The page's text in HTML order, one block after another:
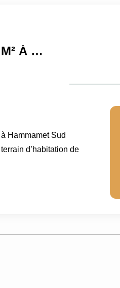
Terrain D'habitation De 1005 M² À Hammamet Sud
Hammamet Sud
d’habitation de